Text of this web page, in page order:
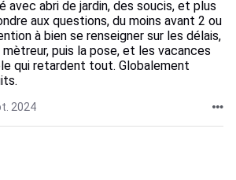
avec abri de jardin, des soucis, et plus
aux questions, du moins avant 2 ou
à bien se renseigner sur les délais,
puis la pose, et les vacances
qui retardent tout. Globalement
2024